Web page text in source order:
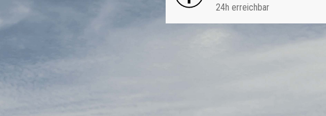
24h erreichbar